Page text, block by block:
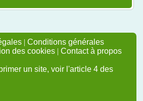
| Conditions générales
des cookies | Contact à propos
un site, voir l'article 4 des